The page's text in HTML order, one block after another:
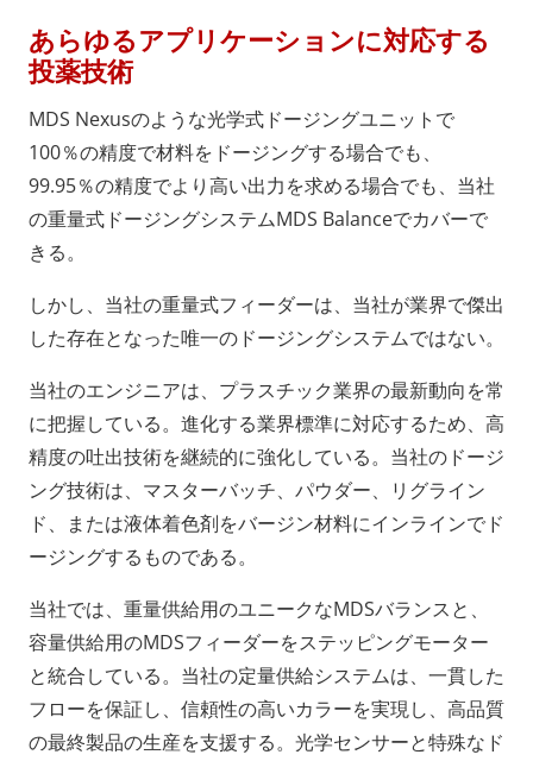
あらゆるアプリケーションに対応する
投薬技術
MDS Nexusのような光学式ドージングユニットで
100％の精度で材料をドージングする場合でも、
99.95％の精度でより高い出力を求める場合でも、当社
の重量式ドージングシステムMDS Balanceでカバーで
きる。
しかし、当社の重量式フィーダーは、当社が業界で傑出
した存在となった唯一のドージングシステムではない。
当社のエンジニアは、プラスチック業界の最新動向を常
に把握している。進化する業界標準に対応するため、高
精度の吐出技術を継続的に強化している。当社のドージ
ング技術は、マスターバッチ、パウダー、リグライン
ド、または液体着色剤をバージン材料にインラインでド
ージングするものである。
当社では、重量供給用のユニークなMDSバランスと、
容量供給用のMDSフィーダーをステッピングモーター
と統合している。当社の定量供給システムは、一貫した
フローを保証し、信頼性の高いカラーを実現し、高品質
の最終製品の生産を支援する。光学センサーと特殊なド